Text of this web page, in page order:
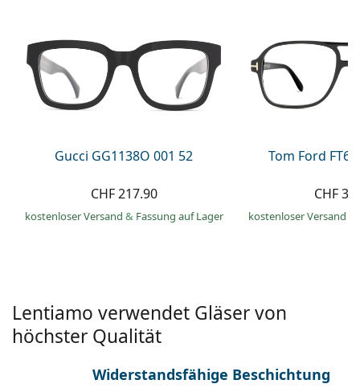
Prada
Alle Marken
Gucci GG1138O 001 52
CHF 217.90
kostenloser Versand & Fassung auf Lager
Tom Ford
CHF
kostenloser Versand
Lentiamo verwendet Gläser von
höchster Qualität
Widerstandsfähige Beschichtung